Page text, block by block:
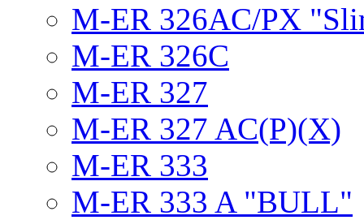
M-ER 326AC/PX
M-ER 326C
M-ER 327
M-ER 327 AC(P)(X)
M-ER 333
M-ER 333 A "BULL"